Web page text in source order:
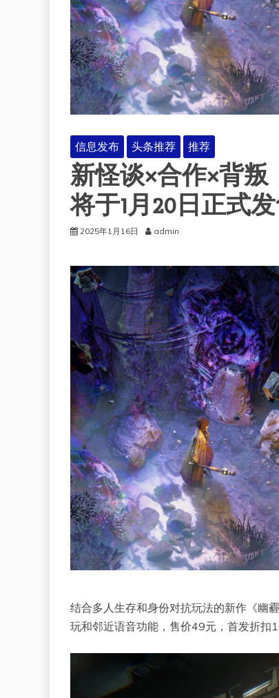
信息发布 头条推荐 推荐
新怪谈×合作×背叛
将于1月20日正式
2025年1月16日 admin
结合多人生存和身份对抗玩法的新作《幽
玩和邻近语音功能，售价49元，首发折扣